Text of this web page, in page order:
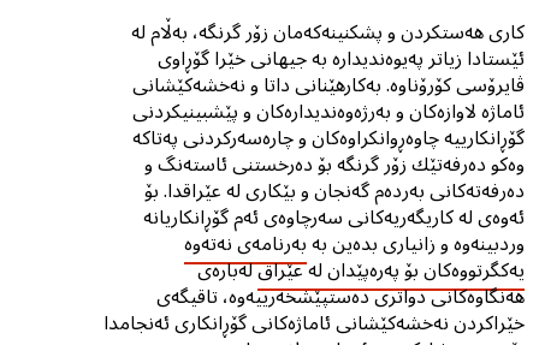
کاری هەستکردن و پشكنینەکەمان زۆر گرنگە، بەڵام لە
ئێستادا زیاتر پەیوەندیدارە بە جیهانی خێرا گۆڕاوی
ڤایرۆسی کۆرۆناوە. بەکارهێنانی داتا و نەخشەکێشانی
ئاماژە لاوازەکان و بەرژەوەندیدارەکان و پێشبینیکردنی
گۆڕانکارییە چاوەڕوانکراوەکان و چارەسەرکردنی پەتاکە
وەکو دەرفەتێك زۆر گرنگە بۆ دەرخستنی ئاستەنگ و
دەرفەتەکانى بەردەم گەنجان و بێکارى لە عێراقدا. بۆ
ئەوەی لە کاریگەریەکانى سەرچاوەی ئەم گۆڕانکاریانە
وردبینەوە و زانیاری بدەین بەبەرنامەی نەتەوە
یەكگرتووەكان بۆ پەرەپێدان لە عێراقلەبارەى
هەنگاوەکانی دواتری دەستپێشخەرییەوە، تاقیگەی
خێراكردن نەخشەکێشانی ئاماژەکانی گۆڕانکاری ئەنجامدا